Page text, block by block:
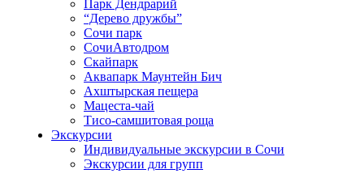
Парк Дендрарий
“Дерево дружбы”
Сочи парк
СочиАвтодром
Скайпарк
Аквапарк Маунтейн Бич
Ахштырская пещера
Мацеста-чай
Тисо-самшитовая роща
Экскурсии
Индивидуальные экскурсии в Сочи
Экскурсии для групп